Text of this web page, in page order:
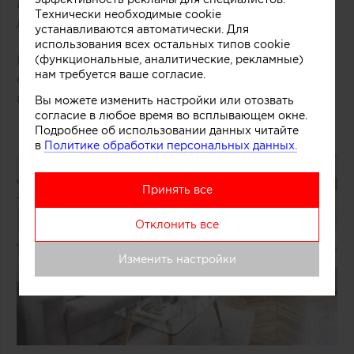
или каменные камины, отделанные чугуном и
декорированные лепными завитками.
Камин, ленина и паркет в таких пространствах
органично соседствуют с современной мебелью
и декором.
Технически необходимые cookie
устанавливаются автоматически. Для
использования всех остальных типов cookie
(функциональные, аналитические, рекламные)
нам требуется ваше согласие.
Вы можете изменить настройки или отозвать
согласие в любое время во всплывающем окне.
Подробнее об использовании данных читайте
в Политике обработки персональных данных.
Принять все
Отклонить все
Изменить настройки